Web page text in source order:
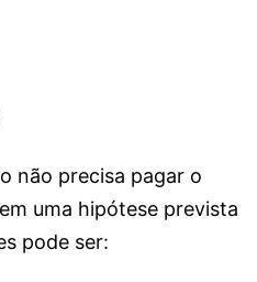
não precisa pagar o
uma hipótese prevista
pode ser: